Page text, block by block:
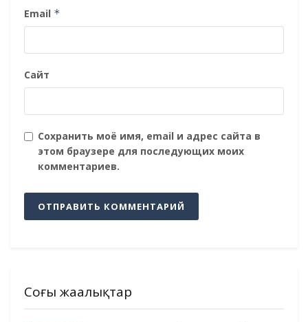
Email *
Сайт
Сохранить моё имя, email и адрес сайта в
этом браузере для последующих моих
комментариев.
Соңғы жаңалықтар